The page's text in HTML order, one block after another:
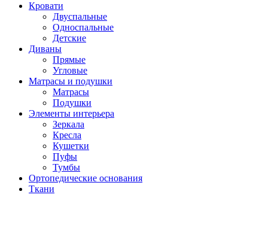
Кровати
Двуспальные
Односпальные
Детские
Диваны
Прямые
Угловые
Матрасы и подушки
Матрасы
Подушки
Элементы интерьера
Зеркала
Кресла
Кушетки
Пуфы
Тумбы
Ортопедические основания
Ткани